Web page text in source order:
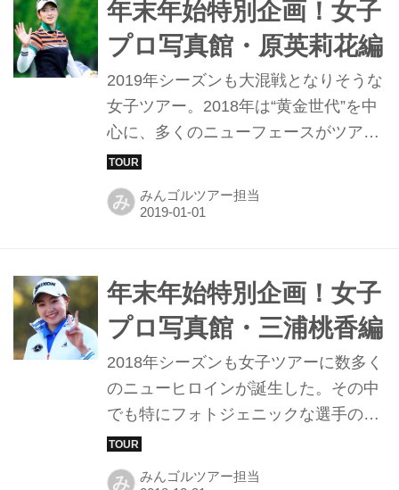
年末年始特別企画！女子
プロ写真館・原英莉花編
2019年シーズンも大混戦となりそうな
女子ツアー。2018年は“黄金世代”を中
心に、多くのニューフェースがツアー
を盛り上げたが、中でも2019年にブレ
ークが期待されるのが原英莉花だ。そ
んな原のベストショットを集めてみ
み みんゴルツアー担当
年末年始特別企画！女子
プロ写真館・三浦桃香編
2018年シーズンも女子ツアーに数多く
のニューヒロインが誕生した。その中
でも特にフォトジェニックな選手の中
から、ツアー担当が選んだ三浦桃香の
特別ショットを紹介しよう。
み みんゴルツアー担当